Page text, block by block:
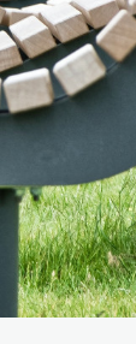
Zubehör
|Tel. +43/